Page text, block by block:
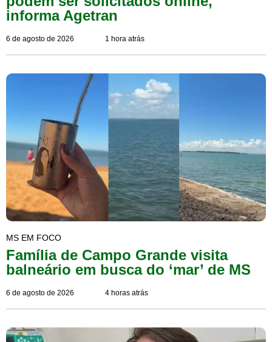
informa Agetran
6 de agosto de 2026 1 hora atrás
MS EM FOCO
Família de Campo Grande visita
balneário em busca do ‘mar’ de MS
6 de agosto de 2026 4 horas atrás